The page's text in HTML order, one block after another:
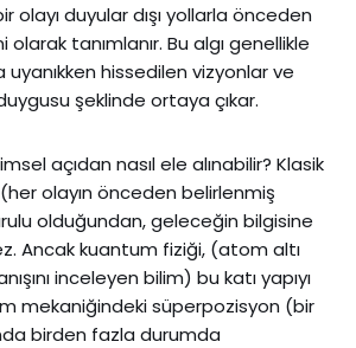
olayı duyular dışı yollarla önceden
tanımlanır. Bu algı genellikle
hissedilen vizyonlar ve
şeklinde ortaya çıkar.
açıdan nasıl ele alınabilir? Klasik
olayın önceden belirlenmiş
olduğundan, geleceğin bilgisine
Ancak kuantum fiziği, (atom altı
inceleyen bilim) bu katı yapıyı
mekaniğindeki süperpozisyon (bir
birden fazla durumda